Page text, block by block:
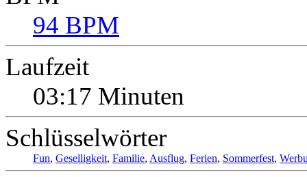
94 BPM
Laufzeit
03:17 Minuten
Schlüsselwörter
Fun, Geselligkeit, Familie, Ausflug, Ferien, Sommerfest,